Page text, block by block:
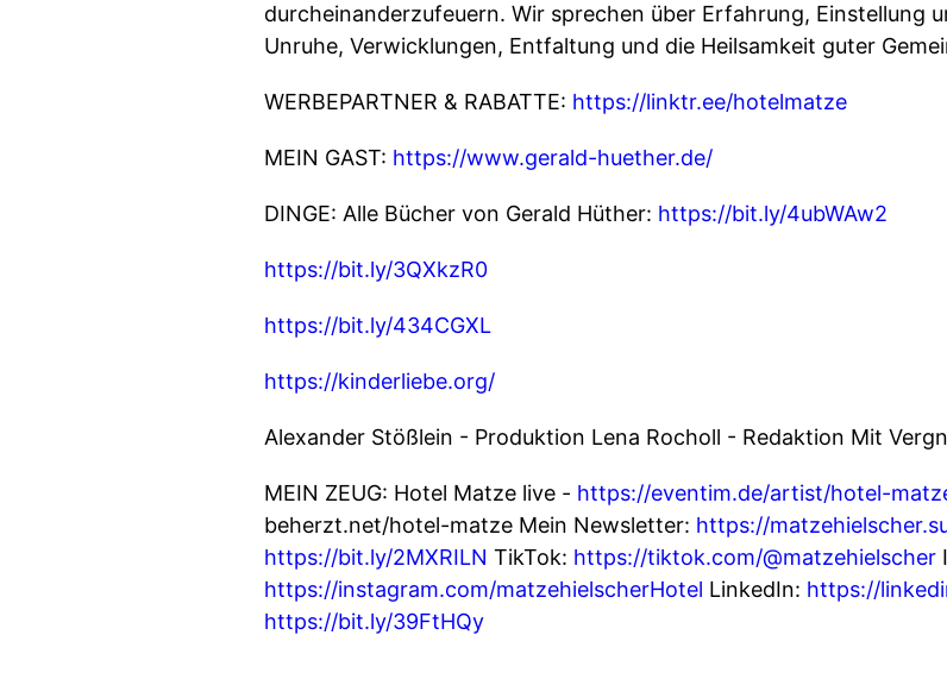
durcheinanderzufeuern. Wir sprechen über Erfahrung, Einstellung
Unruhe, Verwicklungen, Entfaltung und die Heilsamkeit guter
WERBEPARTNER & RABATTE: https://linktr.ee/hotelmatze
MEIN GAST: https://www.gerald-huether.de/
DINGE: Alle Bücher von Gerald Hüther: https://bit.ly/4ubWAw2
https://bit.ly/3QXkzR0
https://bit.ly/434CGXL
https://kinderliebe.org/
Alexander Stößlein - Produktion Lena Rocholl - Redaktion Mit
MEIN ZEUG: Hotel Matze live - https://eventim.de/artist/hotel-
beherzt.net/hotel-matze Mein Newsletter: https://
https://bit.ly/2MXRILN TikTok: https://tiktok.com/@matzehielscher
https://instagram.com/matzehielscherHotel LinkedIn: https://
https://bit.ly/39FtHQy